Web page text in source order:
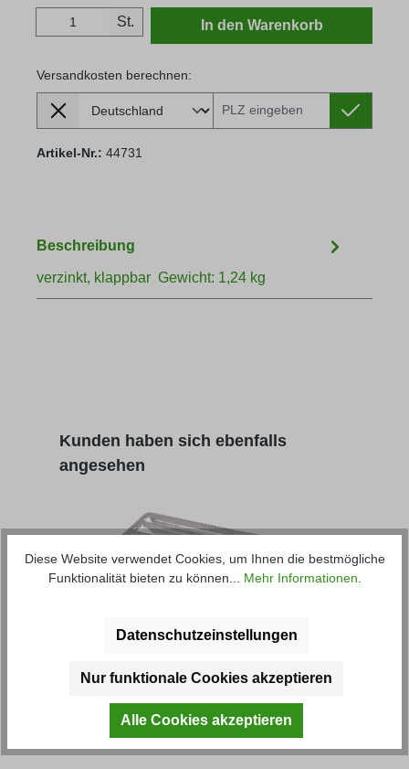
Produkt Anzahl: Gib den gewünschten
St. In den Warenkorb
Versandkosten berechnen:
Lieferland
Versandkosten berechnen:
Artikel-Nr.: 44731
Beschreibung
verzinkt, klappbar Gewicht: 1,24 kg
Produktgalerie überspringen
Kunden haben sich ebenfalls
angesehen
Regulärer Preis:
26,95 € *
Diese Website verwendet Cookies, um Ihnen die bestmögliche
Funktionalität bieten zu können... Mehr Informationen.
Datenschutzeinstellungen
Nur funktionale Cookies akzeptieren
Alle Cookies akzeptieren